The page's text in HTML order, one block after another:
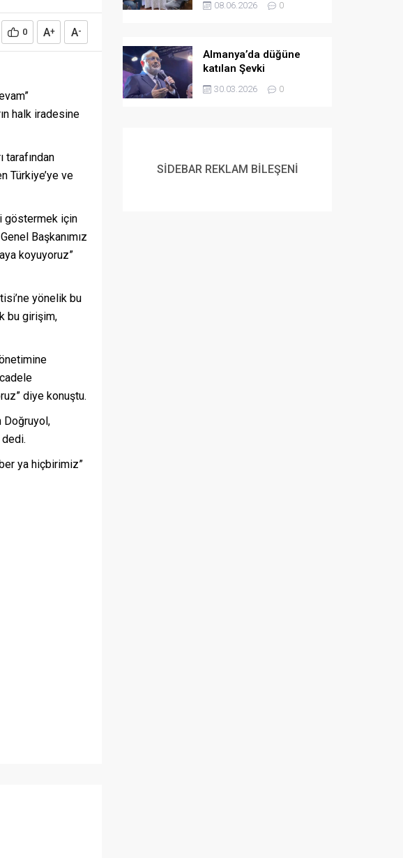
0 A+ A-
halk iradesine
tarafından
Türkiye’ye ve
göstermek için
Başkanımız
koyuyoruz”
yönelik bu
bu girişim,
diye konuştu.
Doğruyol,
ya hiçbirimiz”
08.06.2026 0
Almanya’da düğüne
katılan Şevki
Yılmaz’dan gençlere
evlilik çağrısı:
30.03.2026 0
SİDEBAR REKLAM BİLEŞENİ